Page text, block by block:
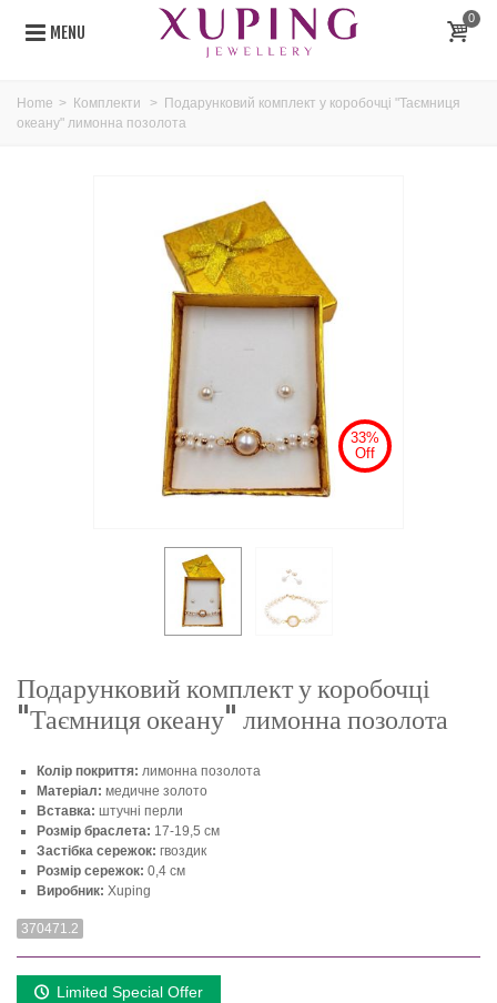
MENU
0
Home > Комплекти > Подарунковий комплект у коробочці "Таємниця
океану" лимонна позолота
33%
Off
Подарунковий комплект у коробочці
"Таємниця океану" лимонна позолота
Колір покриття: лимонна позолота
Матеріал: медичне золото
Вставка: штучні перли
Розмір браслета: 17-19,5 см
Застібка сережок: гвоздик
Розмір сережок: 0,4 см
Виробник: Xuping
370471.2
Limited Special Offer